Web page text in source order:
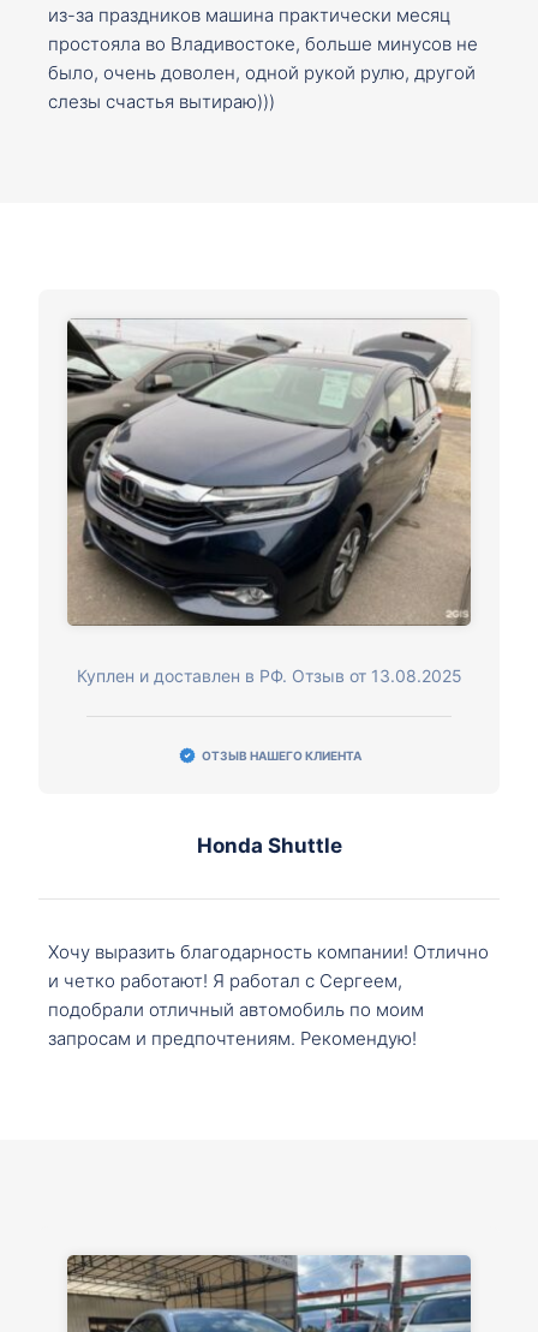
из-за праздников машина практически месяц
простояла во Владивостоке, больше минусов не
было, очень доволен, одной рукой рулю, другой
слезы счастья вытираю)))
Куплен и доставлен в РФ. Отзыв от 13.08.2025
ОТЗЫВ НАШЕГО КЛИЕНТА
Honda Shuttle
Хочу выразить благодарность компании! Отлично
и четко работают! Я работал с Сергеем,
подобрали отличный автомобиль по моим
запросам и предпочтениям. Рекомендую!